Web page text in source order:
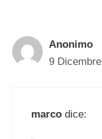
Anonimo
9
marco dice: